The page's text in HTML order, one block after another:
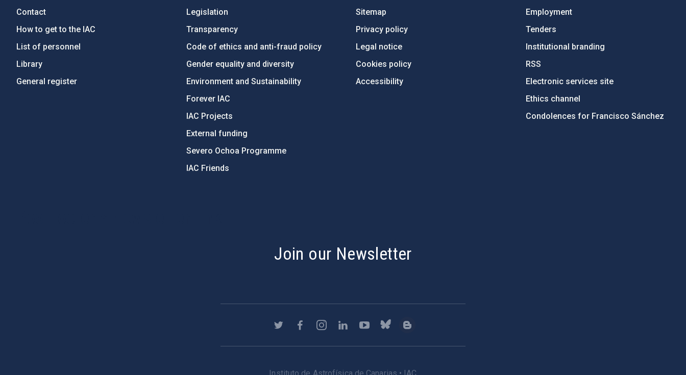
Contact
How to get to the IAC
List of personnel
Library
General register
Legislation
Transparency
Code of ethics and anti-fraud policy
Gender equality and diversity
Environment and Sustainability
Forever IAC
IAC Projects
External funding
Severo Ochoa Programme
IAC Friends
Sitemap
Privacy policy
Legal notice
Cookies policy
Accessibility
Employment
Tenders
Institutional branding
RSS
Electronic services site
Ethics channel
Condolences for Francisco Sánchez
Join our Newsletter